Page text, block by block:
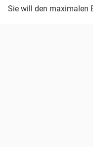
Sie will den maximalen